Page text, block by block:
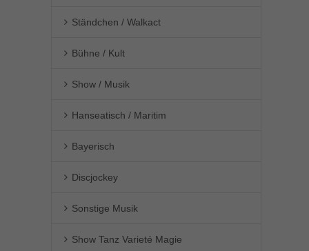
Ständchen / Walkact
Bühne / Kult
Show / Musik
Hanseatisch / Maritim
Bayerisch
Discjockey
Sonstige Musik
Show Tanz Varieté Magie